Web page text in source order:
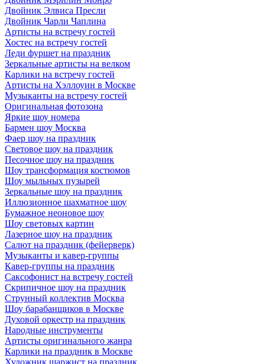
Двойник Элвиса Пресли
Двойник Чарли Чаплина
Артисты на встречу гостей
Хостес на встречу гостей
Леди фуршет на праздник
Зеркальные артисты на велком
Карлики на встречу гостей
Артисты на Хэллоуин в Москве
Музыканты на встречу гостей
Оригинальная фотозона
Яркие шоу номера
Бармен шоу Москва
Фаер шоу на праздник
Световое шоу на праздник
Песочное шоу на праздник
Шоу трансформация костюмов
Шоу мыльных пузырей
Зеркальные шоу на праздник
Иллюзионное шахматное шоу
Бумажное неоновое шоу
Шоу световых картин
Лазерное шоу на праздник
Салют на праздник (фейерверк)
Музыканты и кавер-группы
Кавер-группы на праздник
Саксофонист на встречу гостей
Скрипичное шоу на праздник
Струнный коллектив Москва
Шоу барабанщиков в Москве
Духовой оркестр на праздник
Народные инструменты
Артисты оригинального жанра
Карлики на праздник в Москве
Художник шаржист на праздник